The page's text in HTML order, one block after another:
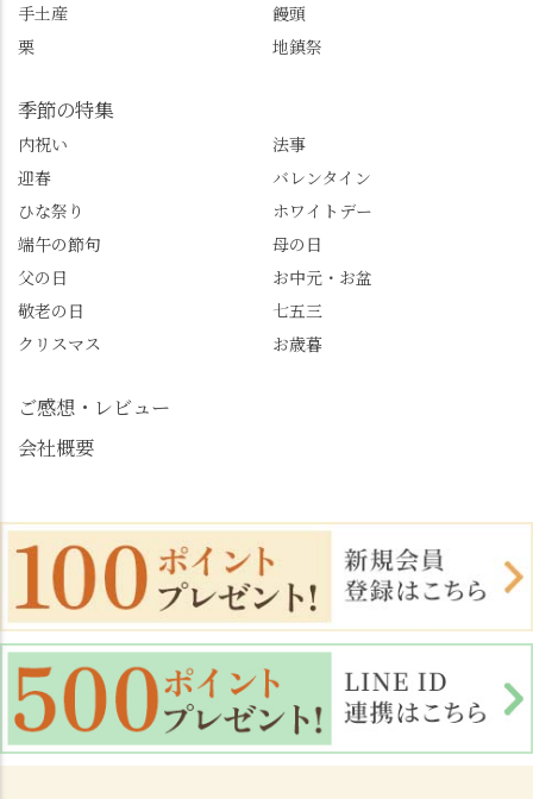
@furufuru_nagaokakyo
物価の値上がりが激し
🚕✨ #京都西山旅感 #京
都西山 #おもてなしタク
こごろ #勝持寺 #正法寺
#善峯寺 #あじさい #あ
じさい供養 #遊龍の松 #
清竹 #なかの邸 #小倉山
荘 #京都観光 #西京区 #
大原野
手土産
饅頭
栗
地鎮祭
季節の特集
内祝い
法事
迎春
バレンタイン
ひな祭り
ホワイトデー
端午の節句
母の日
父の日
お中元・お盆
敬老の日
七五三
クリスマス
お歳暮
ご感想・レビュー
会社概要